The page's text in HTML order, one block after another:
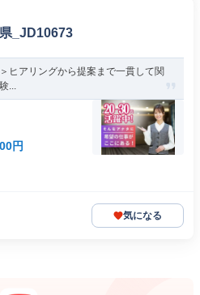
_JD10673
ヒアリングから提案まで一貫して関
...
円
気になる